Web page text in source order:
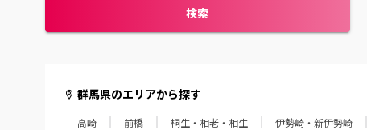
検索
群馬県のエリアから探す
高崎 前橋 桐生・相老・相生 伊勢崎・新伊勢崎